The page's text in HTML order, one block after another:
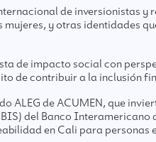
de inversionistas
y otras identidades
de impacto social con
de contribuir a la inclusión
ALEG de ACUMEN, que
del Banco
en Cali para personas